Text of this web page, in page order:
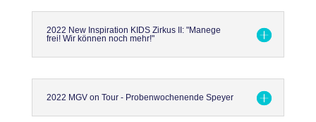
2022 New Inspiration KIDS Zirkus II: "Manege
frei! Wir können noch mehr!"
2022 MGV on Tour - Probenwochenende Speyer